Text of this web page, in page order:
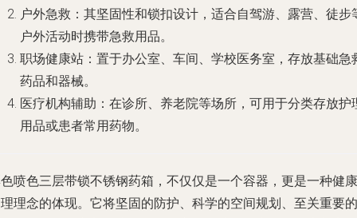
户外急救 ：其坚固性和锁扣设计，适合自驾游、露营、徒步
户外活动时携带急救用品。
职场健康站 ：置于办公室、车间、学校医务室，存放基础急
药品和器械。
医疗机构辅助 ：在诊所、养老院等场所，可用于分类存放护
用品或患者常用药物。
喷色三层带锁不锈钢药箱，不仅仅是一个容器，更是一种健康
理念的体现。它将坚固的防护、科学的空间规划、至关重要的